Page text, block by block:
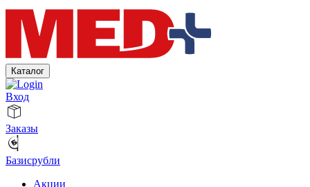
Каталог
Вход
Заказы
Базисрубли
Акции